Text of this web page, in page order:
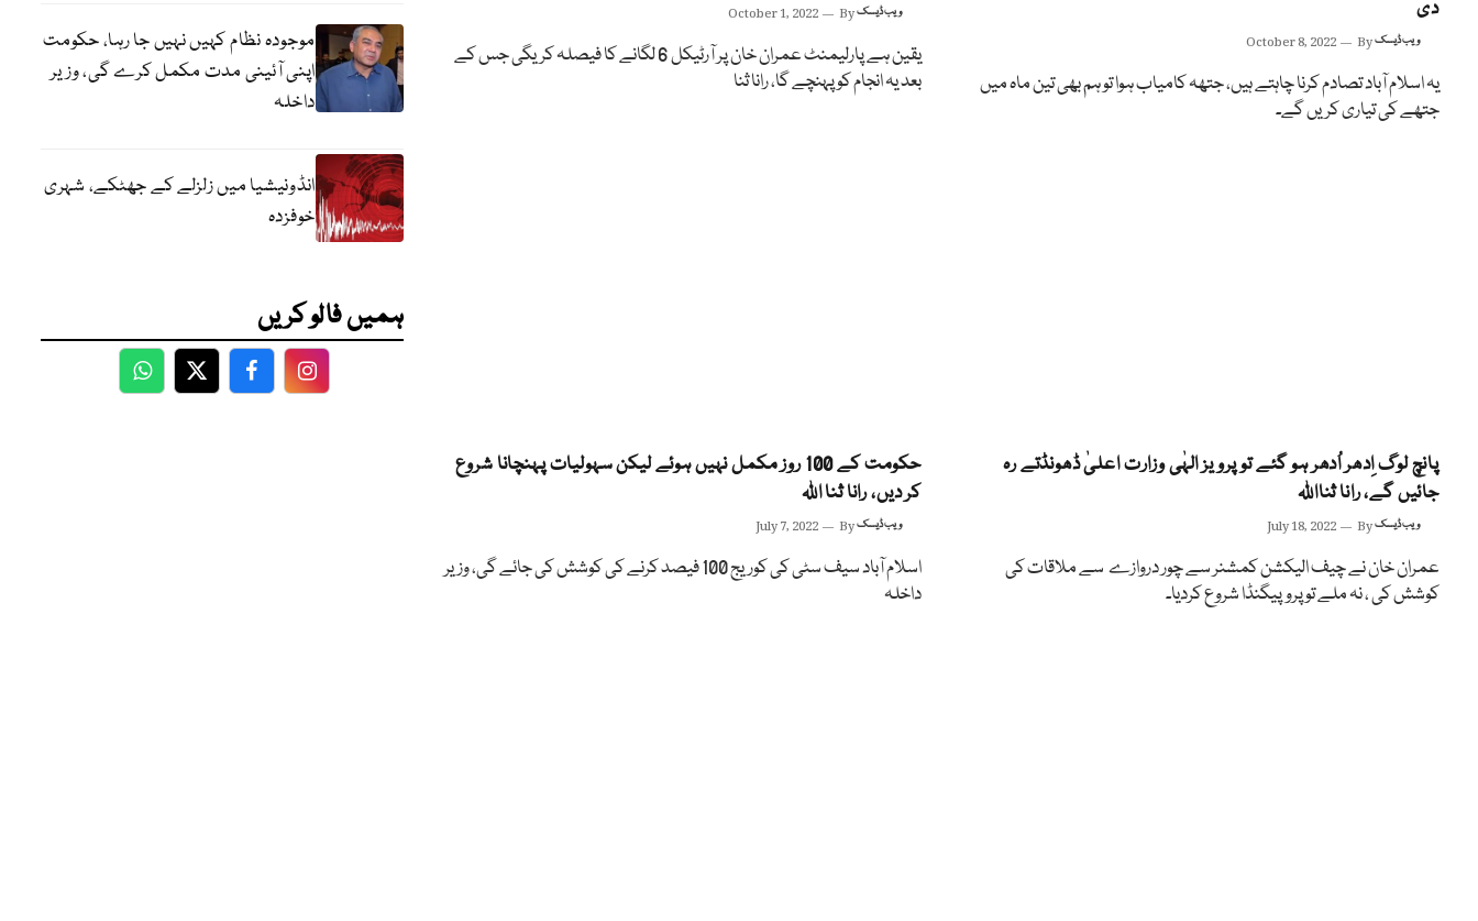
دی
October 8, 2022 Byویب ڈیسک
یہ اسلام آباد تصادم کرنا چاہتے ہیں، جتھہ کامیاب ہوا تو ہم بھی تین ماہ میں
جتھے کی تیاری کریں گے۔
October 1, 2022 Byویب ڈیسک
یقین ہے پارلیمنٹ عمران خان پر آرٹیکل 6 لگانے کا فیصلہ کریگی جس کے
بعد یہ انجام کو پہنچے گا، رانا ثنا
پانچ لوگ اِدھر اُدھر ہو گئے تو پرویز الہٰی وزارت اعلیٰ ڈھونڈتے رہ
جائیں گے، رانا ثنااللہ
July 18, 2022 Byویب ڈیسک
عمران خان نے چیف الیکشن کمشنر سے چور دروازے سے ملاقات کی
کوشش کی ، نہ ملے تو پروپیگنڈا شروع کردیا۔
حکومت کے 100 روز مکمل نہیں ہوئے لیکن سہولیات پہنچانا شروع
کر دیں، رانا ثنا اللہ
July 7, 2022 Byویب ڈیسک
اسلام آباد سیف سٹی کی کوریج 100 فیصد کرنے کی کوشش کی جائے گی، وزیر
داخلہ
موجودہ نظام کہیں نہیں جا رہا، حکومت
اپنی آئینی مدت مکمل کرے گی، وزیر
داخلہ
انڈونیشیا میں زلزلے کے جھٹکے، شہری
خوفزدہ
ہمیں فالو کریں
WhatsApp
TwitterFacebookFacebook